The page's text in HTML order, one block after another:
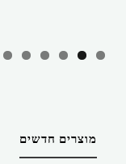
מוצרים חדשים